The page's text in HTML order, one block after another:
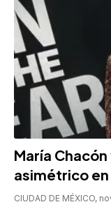
María
asimétrico
CIUDAD DE MÉXICO,